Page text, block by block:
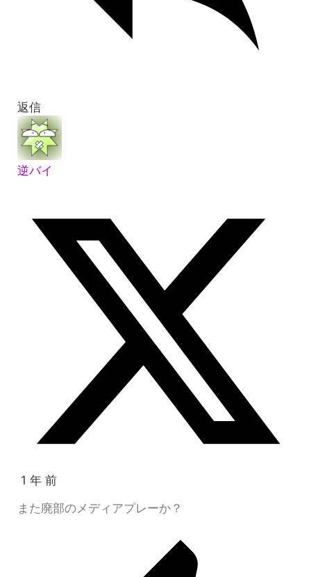
返信
逆バイ
1 年 前
また廃部のメディアプレーか？